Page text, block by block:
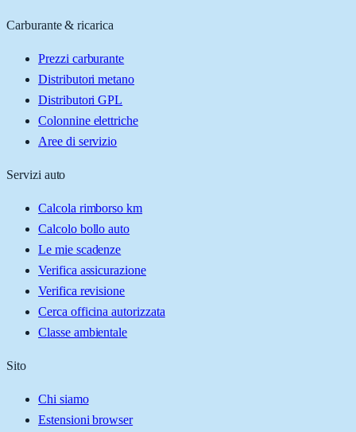
Carburante & ricarica
Prezzi carburante
Distributori metano
Distributori GPL
Colonnine elettriche
Aree di servizio
Servizi auto
Calcola rimborso km
Calcolo bollo auto
Le mie scadenze
Verifica assicurazione
Verifica revisione
Cerca officina autorizzata
Classe ambientale
Sito
Chi siamo
Estensioni browser